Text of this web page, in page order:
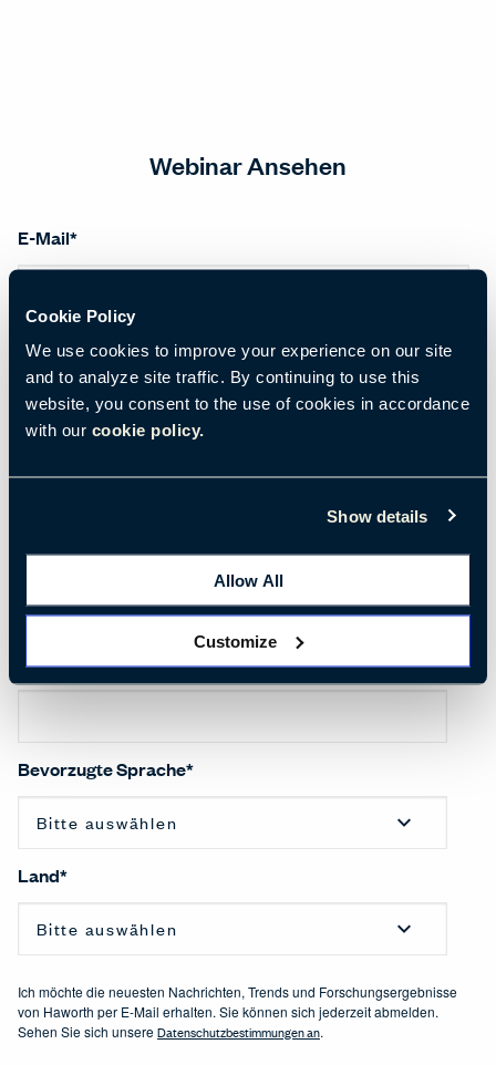
Cookie Policy
We use cookies to improve your experience on our site
and to analyze site traffic. By continuing to use this
website, you consent to the use of cookies in accordance
with our cookie policy.
Show details
Allow All
Customize
Webinar Ansehen
E-Mail*
Vorname*
Anrede*
Unternehmensname*
Bevorzugte Sprache*
Land*
Ich möchte die neuesten Nachrichten, Trends und Forschungsergebnisse
von Haworth per E-Mail erhalten. Sie können sich jederzeit abmelden.
Sehen Sie sich unsereDatenschutzbestimmungen an.